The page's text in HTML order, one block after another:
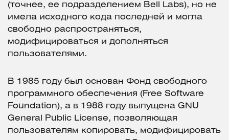
(точнее, ее подразделением Bell Labs), но не
имела исходного кода последней и могла
свободно распространяться,
модифицироваться и дополняться
пользователями.
В 1985 году был основан Фонд свободного
программного обеспечения (Free Software
Foundation), а в 1988 году выпущена GNU
General Public License, позволяющая
пользователям копировать, модифицировать